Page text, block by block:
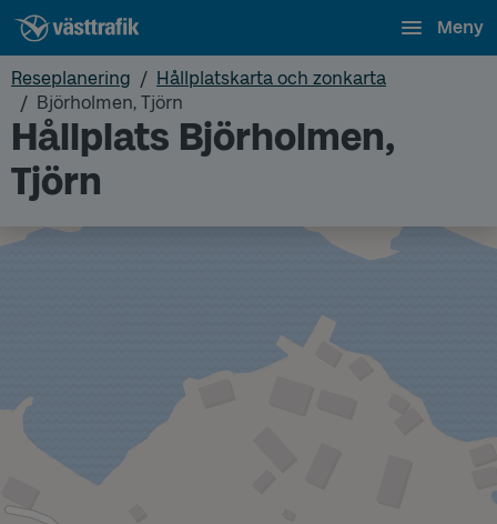
Meny
Reseplanering
Hållplatskarta och zonkarta
Björholmen, Tjörn
Hållplats Björholmen,
Tjörn